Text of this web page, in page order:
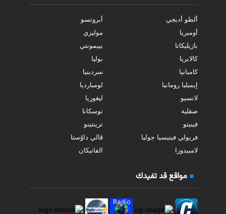
ألطو أديجي
أبروتسو
أومبريا
موليزي
بازيليكاتا
بييمونتي
كالابريا
بوليا
كامبانيا
سردينيا
إيميليا رومانيا
لومبارديا
لاتسيو
ليغوريا
صقلية
توسكانا
فينيتو
ترينتينو
فريولي فينيسيا جوليا
ڤالي داوُستا
لامبيدوزا
الفاتيكان
مواقع قد تفيدك